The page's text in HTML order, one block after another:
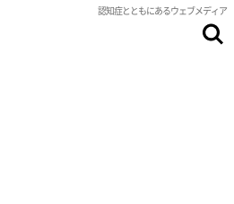
認知症とともにあるウェブメディア